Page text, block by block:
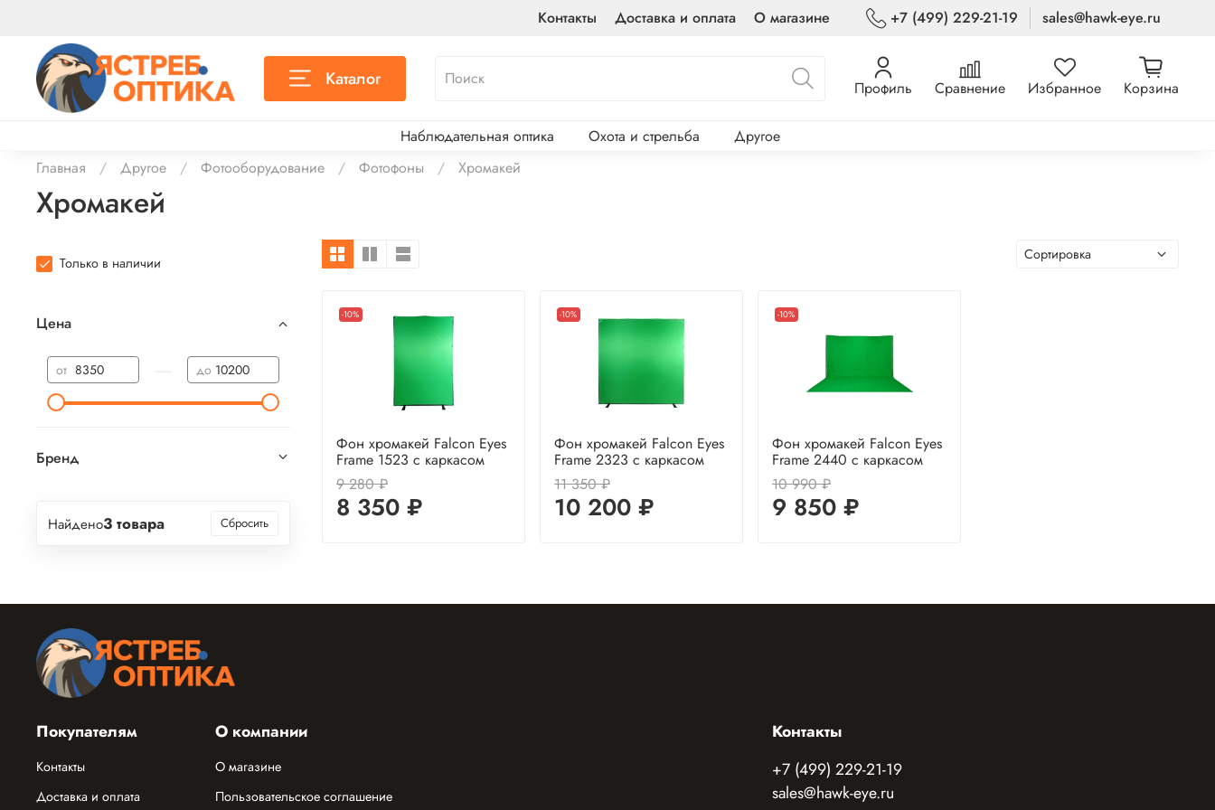
Контакты Доставка и оплата О магазине +7 (499) 229-21-19 sales@hawk-eye.ru
Каталог Профиль Сравнение Избранное Корзина
Наблюдательная оптика Охота и стрельба
Другое
Главная
Другое Фотооборудование Фотофоны Хромакей
Хромакей
-10%
Фон хромакей Falcon Eyes
Frame 1523 с каркасом
9 280 ₽
8 350 ₽
-10%
Фон хромакей Falcon Eyes
Frame 2323 с каркасом
11 350 ₽
10 200 ₽
-10%
Фон хромакей Falcon Eyes
Frame 2440 с каркасом
10 990 ₽
9 850 ₽
Только в наличии
Цена
от до
Бренд
Найдено3 товара Сбросить
Покупателям
Контакты
Доставка и оплата
О компании
О магазине
Пользовательское соглашение
Контакты
+7 (499) 229-21-19
sales@hawk-eye.ru